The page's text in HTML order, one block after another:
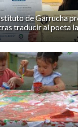
de Garrucha
traducir al poeta